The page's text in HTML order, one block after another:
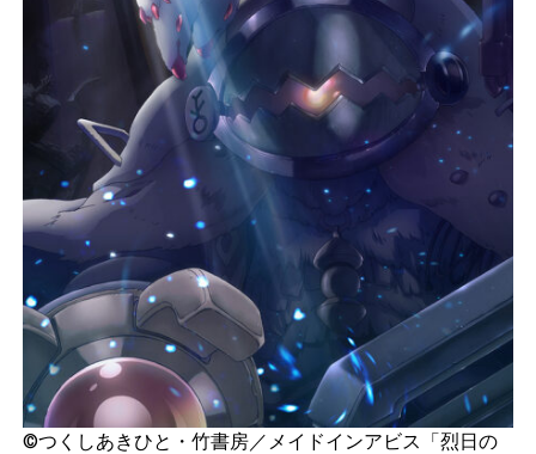
©つくしあきひと・竹書房／メイドインアビス「烈日の